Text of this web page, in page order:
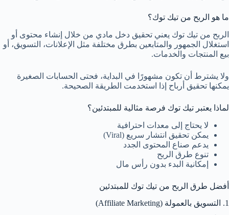
ما هو الربح من تيك توك؟
الربح من تيك توك يعني تحقيق دخل مادي من خلال إنشاء محتوى أو
استغلال الجمهور والمتابعين بطرق مختلفة مثل الإعلانات، التسويق، أو
بيع المنتجات والخدمات.
ولا يشترط أن تكون مشهورًا في البداية، فحتى الحسابات الصغيرة
يمكنها تحقيق أرباح إذا استخدمت الطريقة الصحيحة.
لماذا يعتبر تيك توك فرصة مثالية للمبتدئين؟
لا يحتاج إلى معدات احترافية
يمكن تحقيق انتشار سريع (Viral)
يدعم صناع المحتوى الجدد
تنوع طرق الربح
إمكانية البدء بدون رأس مال
أفضل طرق الربح من تيك توك للمبتدئين
1. التسويق بالعمولة (Affiliate Marketing)